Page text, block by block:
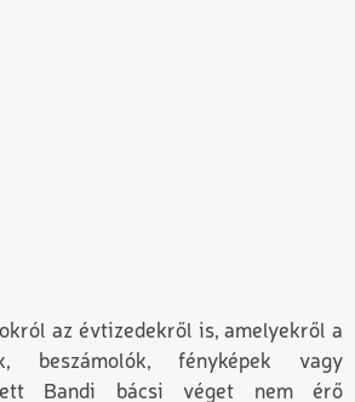
az évtizedekről is, amelyekről a
beszámolók, fényképek vagy
Bandi bácsi véget nem érő